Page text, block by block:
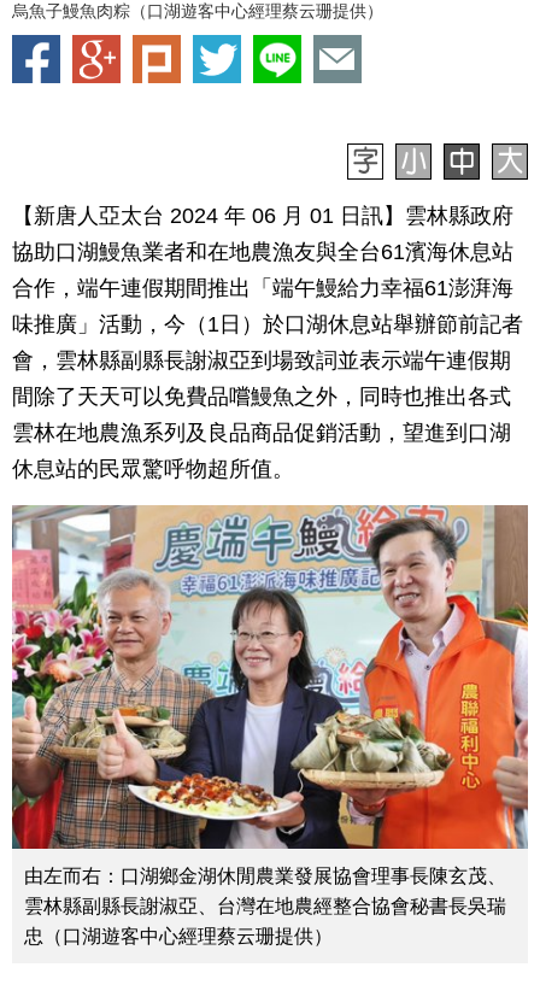
烏魚子鰻魚肉粽（口湖遊客中心經理蔡云珊提供）
【新唐人亞太台 2024 年 06 月 01 日訊】雲林縣政府
協助口湖鰻魚業者和在地農漁友與全台61濱海休息站
合作，端午連假期間推出「端午鰻給力幸福61澎湃海
味推廣」活動，今（1日）於口湖休息站舉辦節前記者
會，雲林縣副縣長謝淑亞到場致詞並表示端午連假期
間除了天天可以免費品嚐鰻魚之外，同時也推出各式
雲林在地農漁系列及良品商品促銷活動，望進到口湖
休息站的民眾驚呼物超所值。
由左而右：口湖鄉金湖休閒農業發展協會理事長陳玄茂、
雲林縣副縣長謝淑亞、台灣在地農經整合協會秘書長吳瑞
忠（口湖遊客中心經理蔡云珊提供）